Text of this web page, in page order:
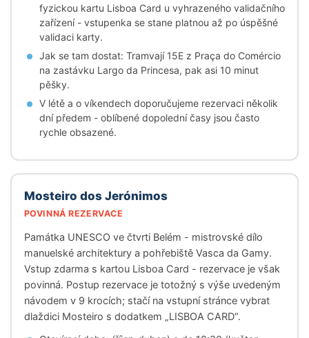
fyzickou kartu Lisboa Card u vyhrazeného validačního
zařízení - vstupenka se stane platnou až po úspěšné
validaci karty.
Jak se tam dostat: Tramvají 15E z Praça do Comércio
na zastávku Largo da Princesa, pak asi 10 minut
pěšky.
V létě a o víkendech doporučujeme rezervaci několik
dní předem - oblíbené dopolední časy jsou často
rychle obsazené.
Mosteiro dos Jerónimos
POVINNÁ REZERVACE
Památka UNESCO ve čtvrti Belém - mistrovské dílo
manuelské architektury a pohřebiště Vasca da Gamy.
Vstup zdarma s kartou Lisboa Card - rezervace je však
povinná. Postup rezervace je totožný s výše uvedeným
návodem v 9 krocích; stačí na vstupní stránce vybrat
dlaždici Mosteiro s dodatkem „LISBOA CARD“.